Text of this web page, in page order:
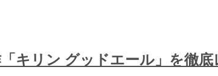
キリン グッドエール」を徹